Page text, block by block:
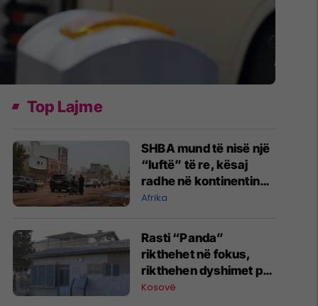
Top Lajme
SHBA mund të nisë një
“luftë” të re, kësaj
radhe në kontinentin
afrikan
Afrika
Rasti “Panda”
rikthehet në fokus,
rikthehen dyshimet për
rolin e strukturave të
Kosovë